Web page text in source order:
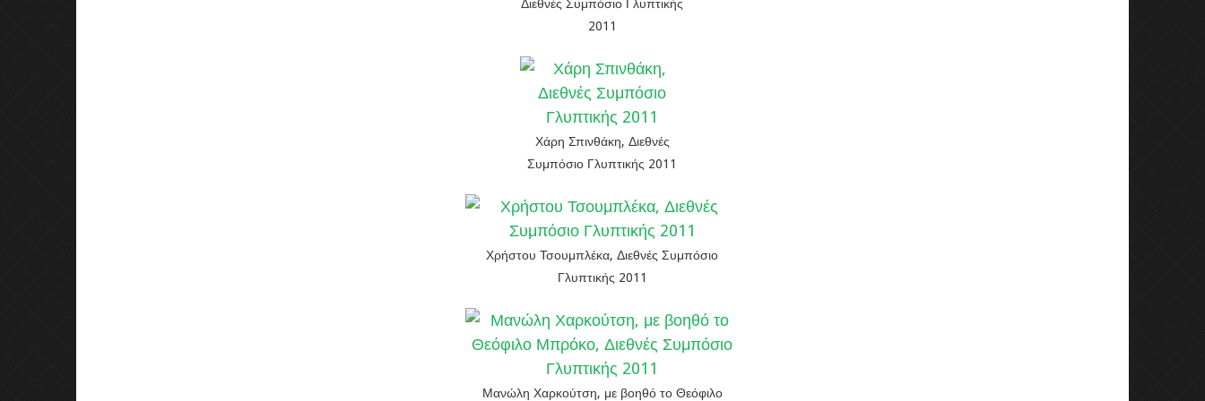
Διεθνές Συμπόσιο Γλυπτικής
2011
Χάρη Σπινθάκη, Διεθνές
Συμπόσιο Γλυπτικής 2011
Χρήστου Τσουμπλέκα, Διεθνές Συμπόσιο
Γλυπτικής 2011
Μανώλη Χαρκούτση, με βοηθό το Θεόφιλο